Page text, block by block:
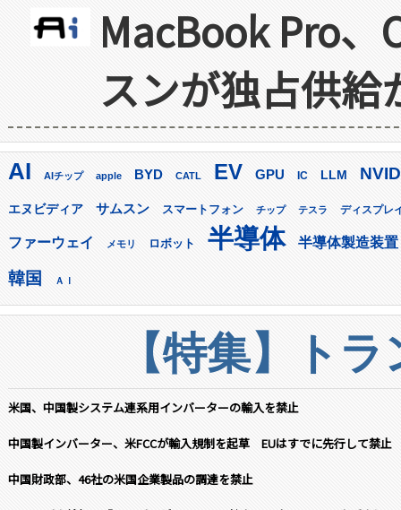
MacBook Pro
スンが独占供給
AI AIチップ apple BYD CATL EV GPU IC LLM
エヌビディア サムスン スマートフォン チップ テスラ ディスプレ
ファーウェイ メモリ ロボット 半導体 半導体製造装置
韓国 ＡＩ
【特集】ト
米国、中国製システム連系用インバーターの輸入を禁止
中国製インバーター、米FCCが輸入規制を起草 EUはすでに先行して禁止
中国財政部、46社の米国企業製品の調達を禁止